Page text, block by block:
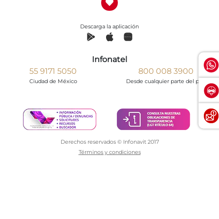
Descarga la aplicación
Infonatel
55 9171 5050
Ciudad de México
800 008 3900
Desde cualquier parte del país
Derechos reservados © Infonavit 2017
Términos y condiciones